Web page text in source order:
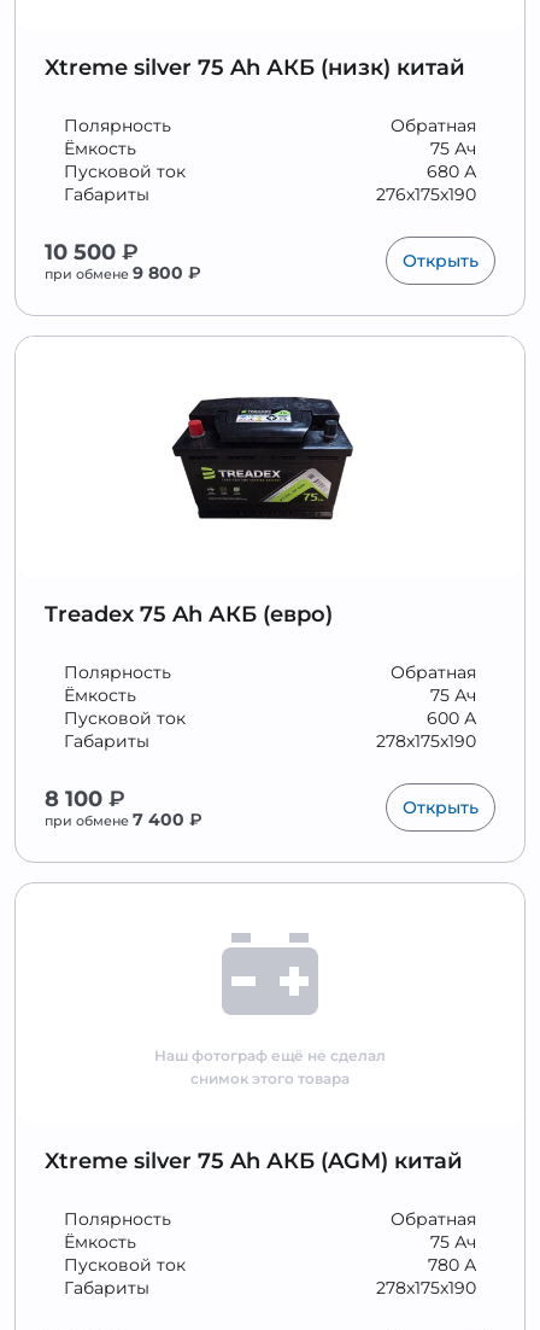
Xtreme silver 75 Ah АКБ (низк) китай
Обратная
Полярность
75 Ач
Ёмкость
680 А
Пусковой ток
276x175x190
Габариты
10 500 ₽
при обмене 9 800 ₽
Открыть
Treadex 75 Ah АКБ (евро)
Обратная
Полярность
75 Ач
Ёмкость
600 А
Пусковой ток
278x175x190
Габариты
8 100 ₽
при обмене 7 400 ₽
Открыть
Наш фотограф ещё не сделал
снимок этого товара
Xtreme silver 75 Ah АКБ (AGM) китай
Обратная
Полярность
75 Ач
Ёмкость
780 А
Пусковой ток
278x175x190
Габариты